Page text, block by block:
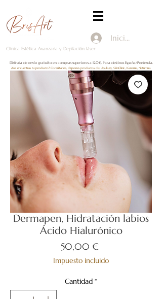
Iniciar Sesión
Clínica Estética Avanzada y Depilación láser
Disfruta de envío gratuito en compras superiores a 120€. Para destinos España/Península.
¿No encuentras tu producto? Consúltanos, dispones productos de: Utsukusy, SkinClinic, Karoma, Naturnua.
Dermapen, Hidratación labios
Ácido Hialurónico
50,00 €Precio
Impuesto incluido
Cantidad *